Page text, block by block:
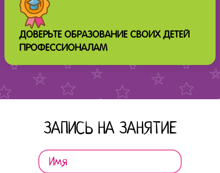
ДОВЕРЬТЕ ОБРАЗОВАНИЕ СВОИХ ДЕТЕЙ
ПРОФЕССИОНАЛАМ
ЗАПИСЬ НА ЗАНЯТИЕ